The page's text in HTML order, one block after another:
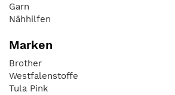
Garn
Nähhilfen
Marken
Brother
Westfalenstoffe
Tula Pink